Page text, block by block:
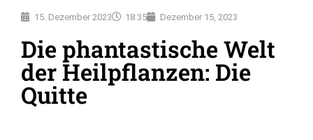
15. Dezember 2023 18:35 Dezember 15, 2023
Die phantastische Welt
der Heilpflanzen: Die
Quitte